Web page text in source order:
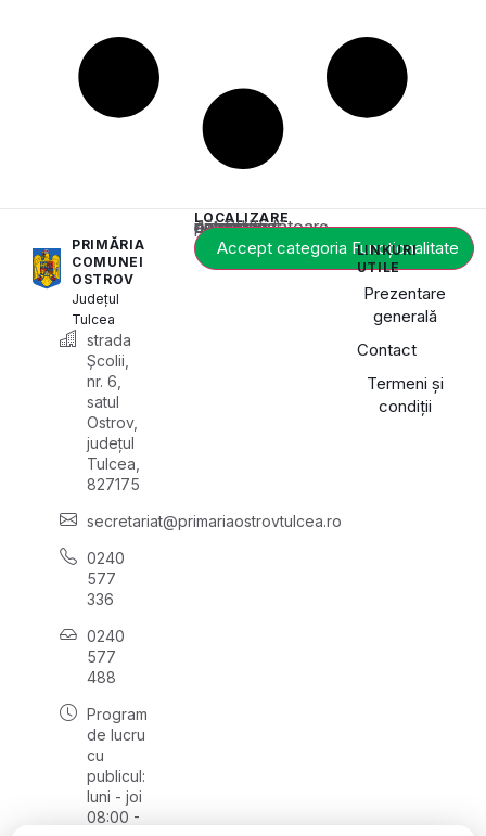
PRIMĂRIA
COMUNEI
OSTROV
Județul
Tulcea
strada
Școlii,
nr. 6,
satul
Ostrov,
județul
Tulcea,
827175
secretariat@primariaostrovtulcea.ro
0240
577
336
0240
577
488
Program
de lucru
cu
publicul:
luni - joi
08:00 -
LOCALIZARE
Acest conținut este blocat până când acceptați categoria corespunzătoare de cookie-uri.
Accept categoria Funcționalitate
LINKURI
UTILE
Prezentare
generală
Contact
Termeni și
condiții